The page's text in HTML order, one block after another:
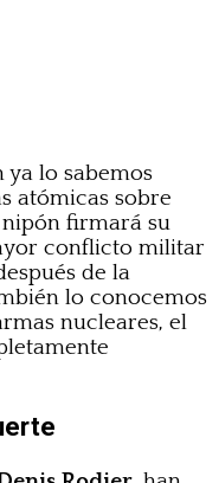
lo sabemos
atómicas sobre
firmará su
conflicto militar
de la
lo conocemos
nucleares, el